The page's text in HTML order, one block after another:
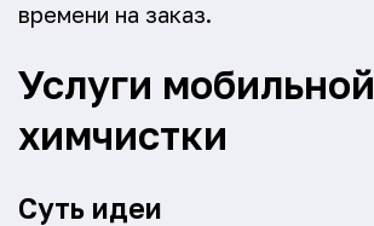
времени на заказ.
Услуги мобильной
химчистки
Суть идеи